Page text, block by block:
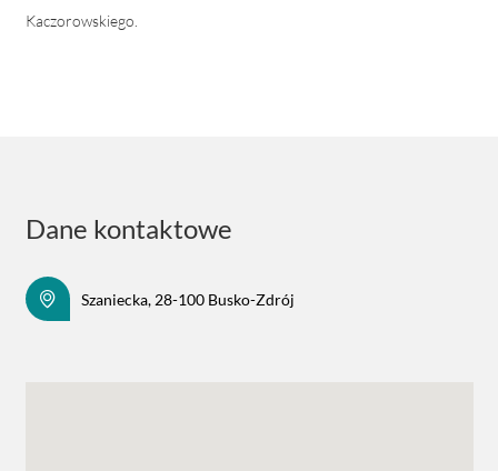
Kaczorowskiego.
Dane kontaktowe
Szaniecka, 28-100 Busko-Zdrój